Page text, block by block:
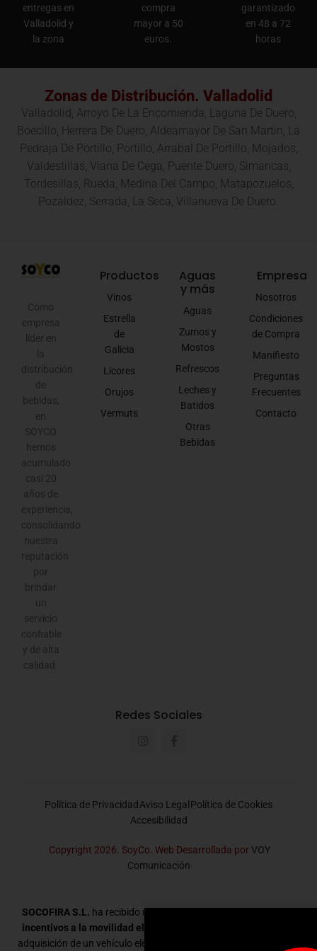
entregas en
Valladolid y
la zona
compra
mayor a 50
euros.
garantizado
en 48 a 72
horas
Zonas de Distribución. Valladolid
Valladolid, Arroyo De La Encomienda, Laguna De Duero,
Boecillo, Herrera De Duero, Aldeamayor De San Martin, La
Pedraja De Portillo, Portillo, Arrabal De Portillo, Mojados,
Valdestillas, Viana De Cega, Puente Duero, Simancas,
Tordesillas, Rueda, Medina Del Campo, Matapozuelos,
Pozaldez, Serrada, La Seca, Villanueva De Duero.
Como
empresa
líder en
la
distribución
de
bebidas,
en
SOYCO
hemos
acumulado
casi 20
años de
experiencia,
consolidando
nuestra
reputación
por
brindar
un
servicio
confiable
y de alta
calidad.
Productos
Vinos
Estrella
de
Galicia
Licores
Orujos
Vermuts
Aguas
y más
Aguas
Zumos y
Mostos
Refrescos
Leches y
Batidos
Otras
Bebidas
Empresa
Nosotros
Condiciones
de Compra
Manifiesto
Preguntas
Frecuentes
Contacto
Redes Sociales
Política de Privacidad Aviso Legal Política de Cookies
Accesibilidad
Copyright 2026. SoyCo. Web Desarrollada porVOY
Comunicación
SOCOFIRA S.L. ha recibido una ayuda dentro del
incentivos a la movilidad eléctrica (MOVES III – 2025)
adquisición de un vehículo eléctrico destinado a la actividad de la